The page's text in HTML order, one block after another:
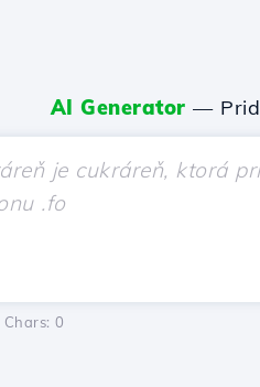
AI Generator —
0